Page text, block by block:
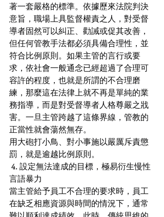
著一套嚴格的標準。依據歷來法院判決
意旨，職場上具監督權責之人，對受督
導者固然可以糾正、勸誡或促其改善，
但任何管教手法都必須具備合理性，並
符合比例原則。如果主管的言行或要
求，依社會一般通念已經超過了合理可
容許的程度，也就是所謂的不合理磨
練，那麼這在法律上就不再是單純的業
務指導，而是對受督導者人格尊嚴之戕
害。一旦主管跨越了這條界線，管教的
正當性就會蕩然無存。
用大砲打小鳥、對小事施以嚴厲斥責懲
罰，就是逾越比例原則。
4. 設定無法達成的目標，極易衍生慢性
言語暴力
當主管給予員工不合理的要求時，員工
在缺乏相應資源與時間的情況下，通常